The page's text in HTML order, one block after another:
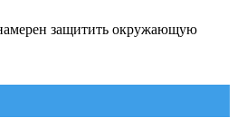
защитить окружающую